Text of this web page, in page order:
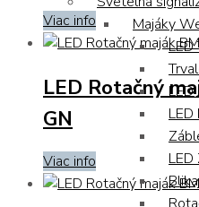
Majáky
LED
LED
Viac info
LED Rotačný
GN
Viac info